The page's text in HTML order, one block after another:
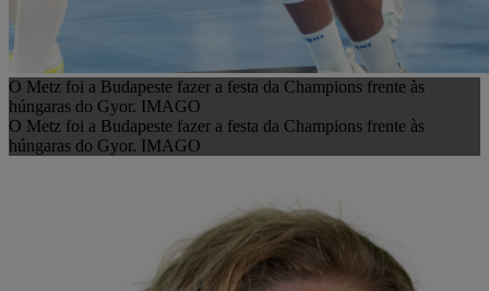
O Metz foi a Budapeste fazer a festa da Champions frente às
húngaras do Gyor. IMAGO
O Metz foi a Budapeste fazer a festa da Champions frente às
húngaras do Gyor. IMAGO